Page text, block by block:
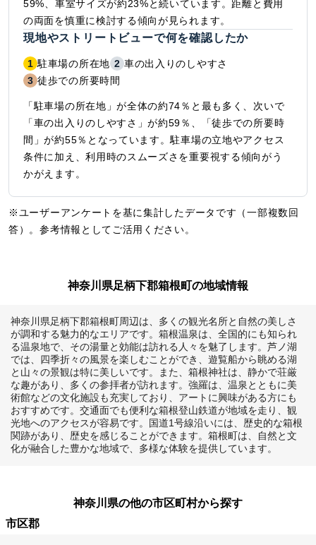
59%、車室サイズが約23%と続いています。距離と費用
の両面を慎重に検討する傾向が見られます。
現地やストリートビューで何を確認したか
1 駐車場の所在地 2 車の出入りのしやすさ
3 徒歩での所要時間
「駐車場の所在地」が全体の約74％と最も多く、次いで
「車の出入りのしやすさ」が約59％、「徒歩での所要時
間」が約55％となっています。駐車場の立地やアクセス
条件に加え、利用時のスムーズさを重要視する傾向がう
かがえます。
※ユーザーアンケートを基に集計したデータです（一部複数回
答）。参考情報としてご活用ください。
神奈川県足柄下郡箱根町の地域情報
神奈川県足柄下郡箱根町周辺は、多くの観光名所と自然の美しさ
が調和する魅力的なエリアです。箱根温泉は、全国的にも知られ
る温泉地で、その湯量と効能は訪れる人々を魅了します。芦ノ湖
では、四季折々の風景を楽しむことができ、遊覧船から眺める湖
と山々の景観は特に美しいです。また、箱根神社は、静かで荘厳
な趣があり、多くの参拝者が訪れます。強羅は、温泉とともに美
術館などの文化施設も充実しており、アートに興味がある方にも
おすすめです。交通面でも便利な箱根登山鉄道が地域を走り、観
光地へのアクセスが容易です。国道1号線沿いには、歴史的な箱根
関跡があり、歴史を感じることができます。箱根町は、自然と文
化が融合した豊かな地域で、多様な体験を提供しています。
神奈川県の他の市区町村から探す
市区郡